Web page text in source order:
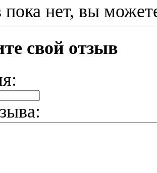
нет, вы
свой отзыв